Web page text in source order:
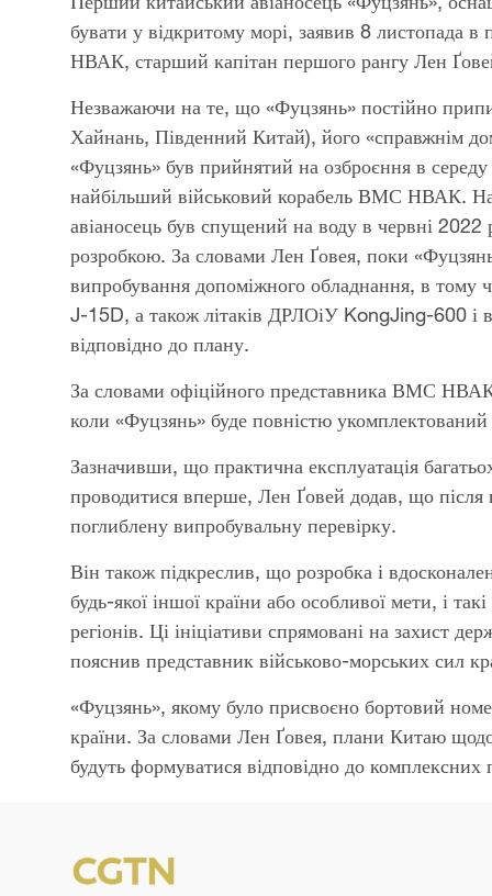
бувати у відкритому морі, заявив 8 листопада
НВАК, старший капітан першого рангу Лен
Незважаючи на те, що «Фуцзянь» постійно
Хайнань, Південний Китай), його «справжнім
«Фуцзянь» був прийнятий на озброєння в
найбільший військовий корабель ВМС НВАК.
авіаносець був спущений на воду в червні 2022
розробкою. За словами Лен Ґовея, поки
випробування допоміжного обладнання, в тому
J-15D, а також літаків ДРЛОіУ KongJing-600 і
відповідно до плану.
За словами офіційного представника ВМС
коли «Фуцзянь» буде повністю
Зазначивши, що практична експлуатація
проводитися вперше, Лен Ґовей додав, що
поглиблену випробувальну перевірку.
Він також підкреслив, що розробка і
будь-якої іншої країни або особливої мети, і
регіонів. Ці ініціативи спрямовані на захист
пояснив представник військово-морських сил
«Фуцзянь», якому було присвоєно бортовий
країни. За словами Лен Ґовея, плани Китаю щодо
будуть формуватися відповідно до комплексних